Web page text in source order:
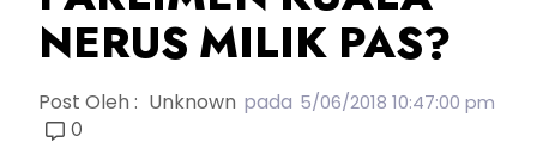
NERUS MILIK PAS?
Post Oleh : Unknown pada 5/06/2018 10:47:00 pm
0